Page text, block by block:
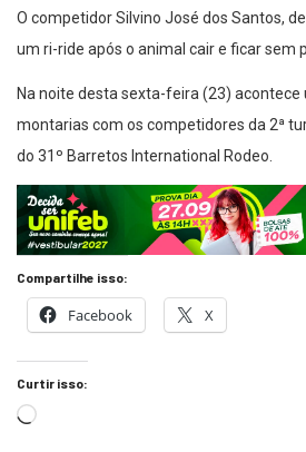
O competidor Silvino José dos Santos,
um ri-ride após o animal cair e ficar sem
Na noite desta sexta-feira (23) acontece
montarias com os competidores da 2ª
do 31º Barretos International Rodeo.
Compartilhe isso:
Facebook X
Curtir isso: